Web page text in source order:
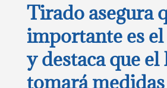
Tirado asegura
importante es
y destaca que el
tomará